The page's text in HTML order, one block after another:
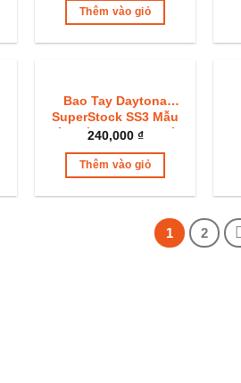
Thêm vào giỏ
Bao Tay Daytona
SuperStock SS3 Mẫu
Bát Giác Octagon Siêu
240,000 ₫
Thêm vào giỏ
1 2